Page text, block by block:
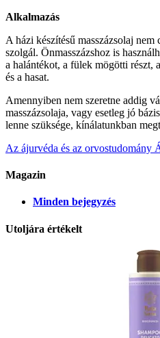
Alkalmazás
A házi készítésű masszázsolaj nem
szolgál. Önmasszázshoz is
a halántékot, a fülek mögötti részt,
és a hasat.
Amennyiben nem szeretne addig
masszázsolaja, vagy esetleg jó
lenne szüksége, kínálatunkban
Az ájurvéda és az orvostudomány
Magazin
Minden bejegyzés
Utoljára értékelt